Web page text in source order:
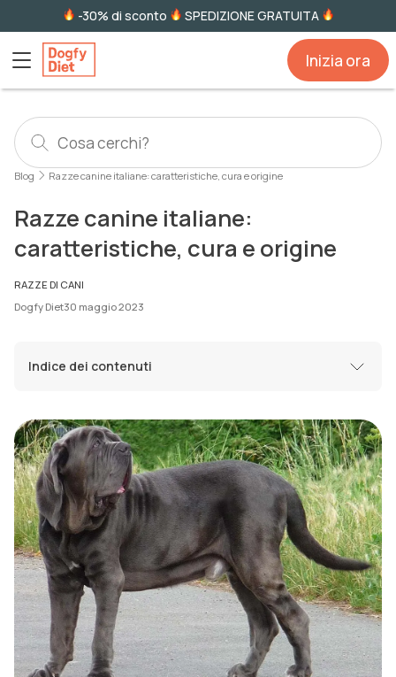
-30% di sconto SPEDIZIONE GRATUITA
Inizia ora
Blog Razze canine italiane: caratteristiche, cura e origine
Razze canine italiane:
caratteristiche, cura e origine
RAZZE DI CANI
Dogfy Diet30 maggio 2023
Indice dei contenuti